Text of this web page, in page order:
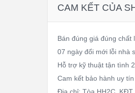
CAM KẾT CỦA
Bán đúng giá đúng chất
07 ngày đổi mới lỗi nhà
Hỗ trợ kỹ thuật tận tình
Cam kết bảo hành uy tín
Địa chỉ: Tòa HH2C, KĐT